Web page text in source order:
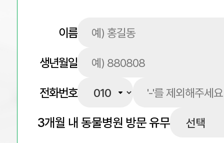
이름
생년월일
전화번호
3개월 내 동물병원 방문 유무